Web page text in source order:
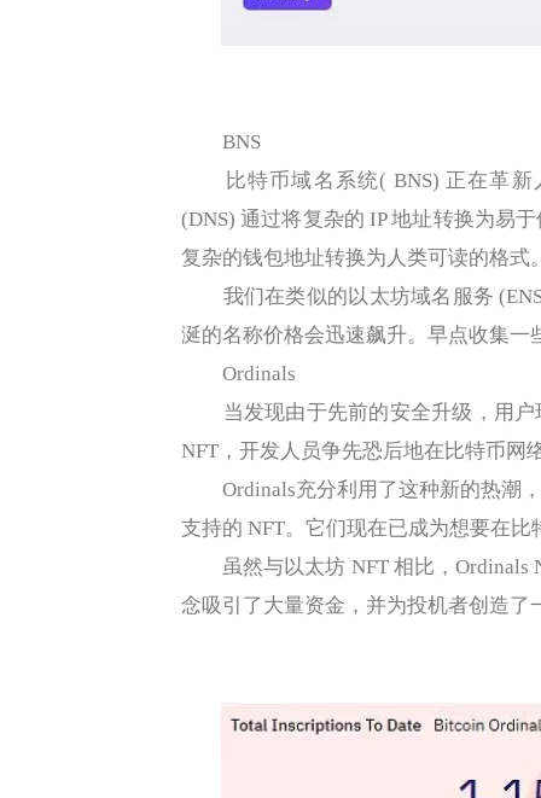
BNS
比特币域名系统( BNS) 正在革新
(DNS) 通过将复杂的 IP 地址转换为易
复杂的钱包地址转换为人类可读的格式
我们在类似的以太坊域名服务
涎的名称价格会迅速飙升。早点收集一
Ordinals
当发现由于先前的安全升级，用户
NFT，开发人员争先恐后地在比特币网
Ordinals充分利用了这种新的热潮，
支持的 NFT。它们现在已成为想要在
虽然与以太坊 NFT 相比，Ordinals
念吸引了大量资金，并为投机者创造了